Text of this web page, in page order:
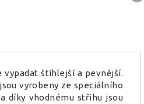
vypadat štíhlejší a pevnější.
vyrobeny ze speciálního
díky vhodnému střihu jsou